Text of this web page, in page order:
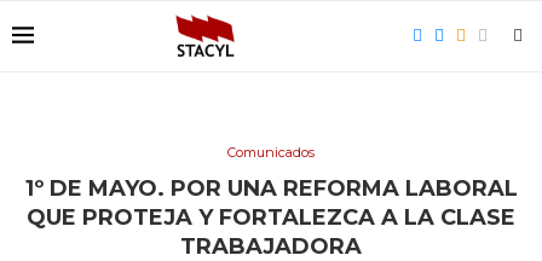
Comunicados
1º DE MAYO. POR UNA REFORMA LABORAL
QUE PROTEJA Y FORTALEZCA A LA CLASE
TRABAJADORA